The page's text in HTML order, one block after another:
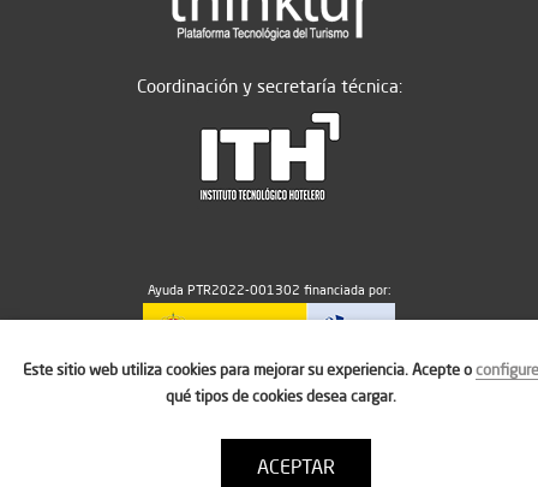
Coordinación y secretaría técnica:
Ayuda PTR2022-001302 financiada por:
MICIU/AEI/10.13039/501100011033
Política de cookies Condiciones de uso
Este sitio web utiliza cookies para mejorar su experiencia. Acepte oconfigure
qué tipos de cookies desea cargar.
ACEPTAR